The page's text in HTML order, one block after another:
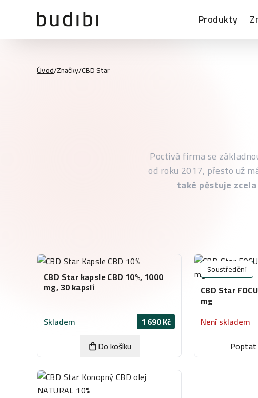
Produkty
Úvod/Značky/CBD Star
Poctivá firma se
od roku 2017, přesto už
také pěstuje
CBD Star kapsle CBD 10%, 1000
mg, 30 kapslí
Skladem
1 690 Kč
Do košíku
Soustředění
CBD Star
mg
Není skladem